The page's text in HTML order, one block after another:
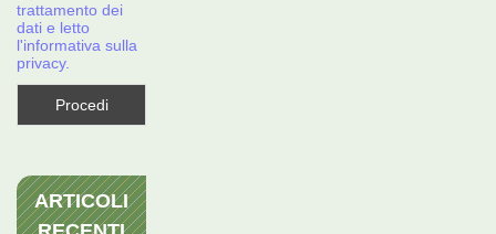
trattamento dei
dati e letto
l'informativa sulla
privacy.
ARTICOLI